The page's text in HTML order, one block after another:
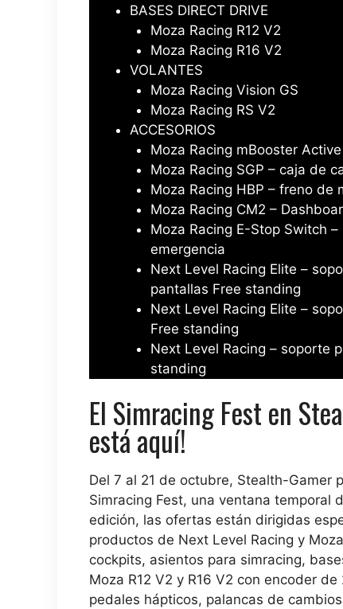
BASES DIRECT DRIVE
Moza Racing R12 V2
Moza Racing R16 V2
VOLANTES
Moza Racing Vision GS
Moza Racing RS V2
ACCESORIOS
Moza Racing mBooster
Moza Racing SGP – caja de
Moza Racing HBP – freno de
Moza Racing CM2 –
Moza Racing E-Stop Switch
emergencia
Next Level Racing Elite –
pantallas Free standing
Next Level Racing Elite –
Free standing
Next Level Racing – soporte
standing
El Simracing Fest en
está aquí!
Del 7 al 21 de octubre, Stealth-Gamer
Simracing Fest, una ventana temporal
edición, las ofertas están dirigidas
productos de Next Level Racing y
cockpits, asientos para simracing,
Moza R12 V2 y R16 V2 con encoder
pedales hápticos, palancas de